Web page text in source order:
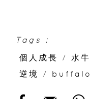
Tags :
個人成長
/ 水牛
逆境
/ buffalo